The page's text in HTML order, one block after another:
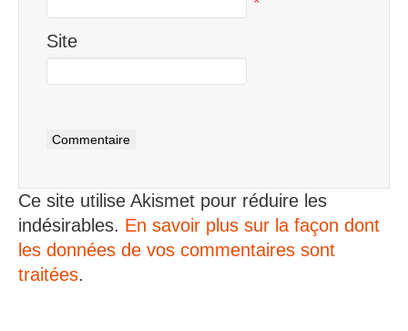
Site
Ce site utilise Akismet pour réduire les
indésirables. En savoir plus sur la façon dont
les données de vos commentaires sont
traitées.